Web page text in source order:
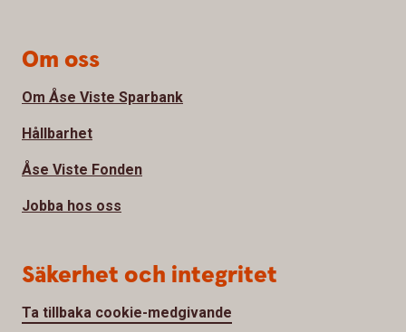
Om oss
Om Åse Viste Sparbank
Hållbarhet
Åse Viste Fonden
Jobba hos oss
Säkerhet och integritet
Ta tillbaka cookie-medgivande